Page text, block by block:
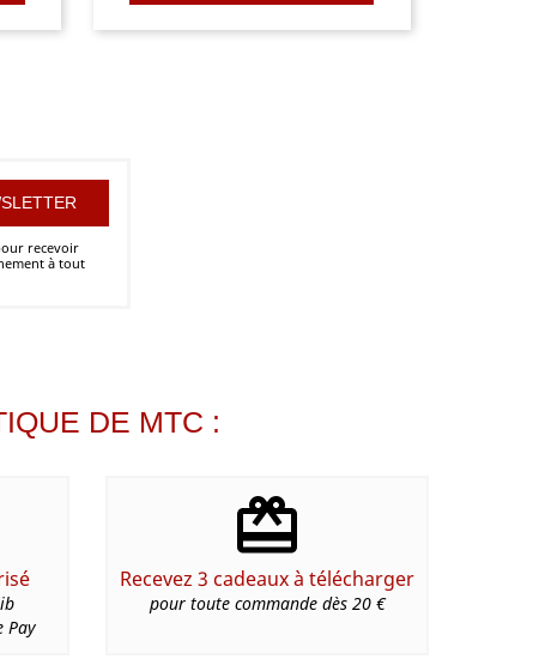
recevoir
à tout
DE MTC :
Pay
Recevez 3 cadeaux à télécharger
pour toute commande dès 20 €